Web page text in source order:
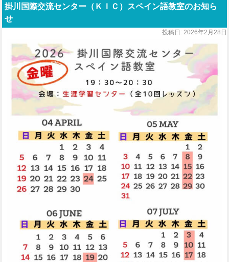
掛川国際交流センター（ＫＩＣ）スペイン語教室のお知ら
せ
投稿日: 2026年2月28日